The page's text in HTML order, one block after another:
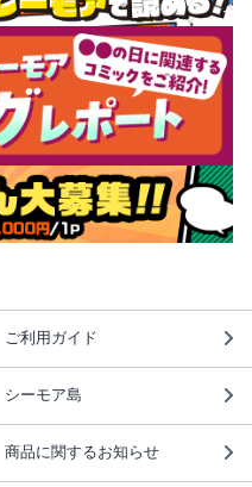
ご利用ガイド
シーモア島
商品に関するお知らせ